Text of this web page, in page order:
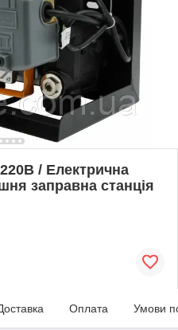
/ Електрична
заправна станція
Оплата Умови